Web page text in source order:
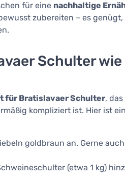
für eine nachhaltige
zubereiten – es
Schulter
für Bratislavaer Schulter,
kompliziert ist. Hier ist
goldbraun an. Gerne
(etwa 1 kg)